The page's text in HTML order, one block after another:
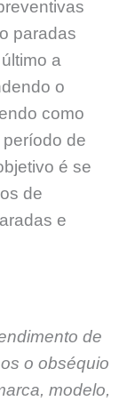
paradas
a
o
como
de
é se
de
e
de
o obséquio
modelo,